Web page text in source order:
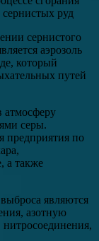
руд
сернистого
аэрозоль
который
путей
атмосферу
серы.
предприятия по
а также
являются
азотную